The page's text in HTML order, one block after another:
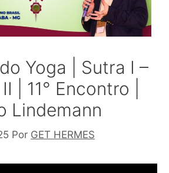
Yoga | Sutra I –
| 11° Encontro |
Lindemann
Por GET HERMES